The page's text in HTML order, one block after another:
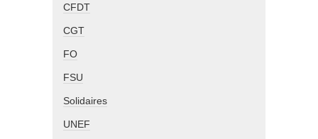
CFDT
CGT
FO
FSU
Solidaires
UNEF